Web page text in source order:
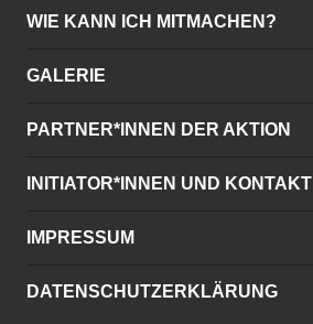
WIE KANN ICH MITMACHEN?
GALERIE
PARTNER*INNEN DER AKTION
INITIATOR*INNEN UND KONTAKT
IMPRESSUM
DATENSCHUTZERKLÄRUNG